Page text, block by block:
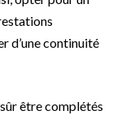
d’une continuité
être complétés